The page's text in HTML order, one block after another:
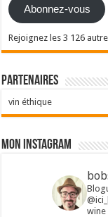
Abonnez-vous
Rejoignez les 3 126
Partenaires
vin éthique
Mon Instagram
wine